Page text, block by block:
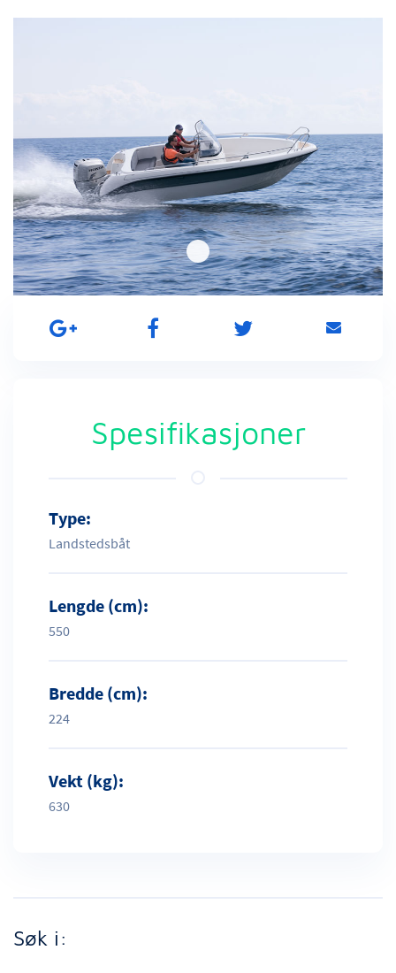
Spesifikasjoner
Type:
Landstedsbåt
Lengde (cm):
550
Bredde (cm):
224
Vekt (kg):
630
Søk i: